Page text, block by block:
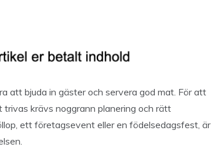
att bjuda in gäster och servera god mat. För att
krävs noggrann planering och rätt
ett företagsevent eller en födelsedagsfest, är